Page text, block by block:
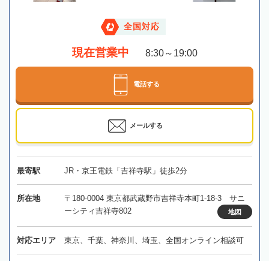
全国対応
現在営業中 8:30～19:00
電話する
メールする
最寄駅 JR・京王電鉄「吉祥寺駅」徒歩2分
所在地
〒180-0004 東京都武蔵野市吉祥寺本町1-18-3 サニ
ーシティ吉祥寺802
地図
対応エリア 東京、千葉、神奈川、埼玉、全国オンライン相談可